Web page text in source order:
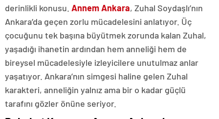
derinlikli konusu. Annem Ankara, Zuhal Soydaşlı’nın
Ankara’da geçen zorlu mücadelesini anlatıyor. Üç
çocuğunu tek başına büyütmek zorunda kalan Zuhal,
yaşadığı ihanetin ardından hem anneliği hem de
bireysel mücadelesiyle izleyicilere unutulmaz anlar
yaşatıyor. Ankara’nın simgesi haline gelen Zuhal
karakteri, anneliğin yalnız ama bir o kadar güçlü
tarafını gözler önüne seriyor.